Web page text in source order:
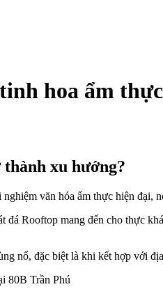
hoa ẩm
xu hướng?
văn hóa ẩm thực hiện đại,
Rooftop mang đến cho thực
nổ, đặc biệt là khi kết hợp với